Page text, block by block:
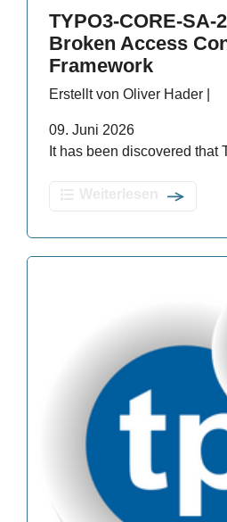
TYPO3-CORE-SA-
Broken Access
Framework
Erstellt von Oliver Hader |
09. Juni 2026
It has been discovered